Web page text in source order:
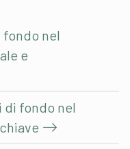
fondo nel
e
di fondo nel